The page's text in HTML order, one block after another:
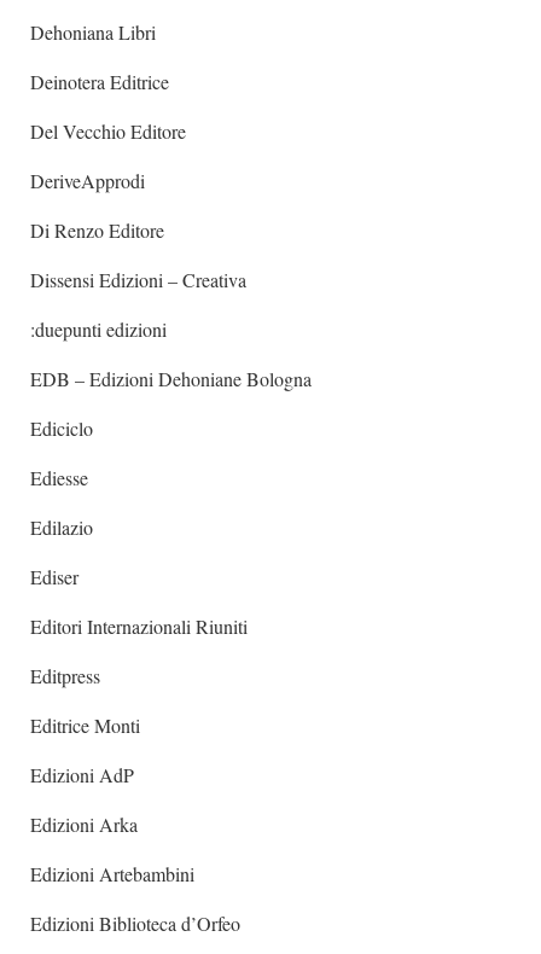
Dehoniana Libri
Deinotera Editrice
Del Vecchio Editore
DeriveApprodi
Di Renzo Editore
Dissensi Edizioni – Creativa
:duepunti edizioni
EDB – Edizioni Dehoniane Bologna
Ediciclo
Ediesse
Edilazio
Ediser
Editori Internazionali Riuniti
Editpress
Editrice Monti
Edizioni AdP
Edizioni Arka
Edizioni Artebambini
Edizioni Biblioteca d’Orfeo